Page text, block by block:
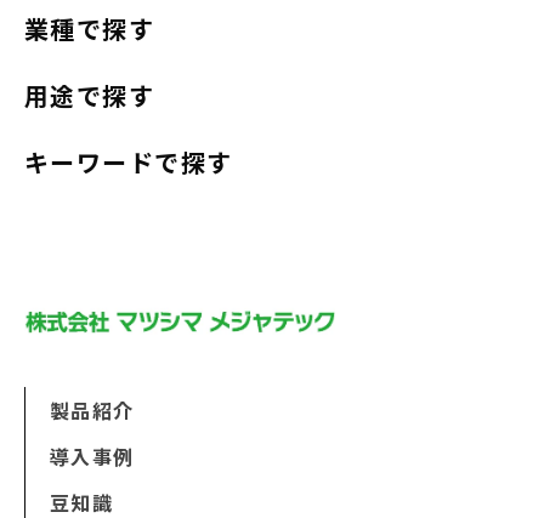
業種で探す
用途で探す
キーワードで探す
製品紹介
導入事例
豆知識